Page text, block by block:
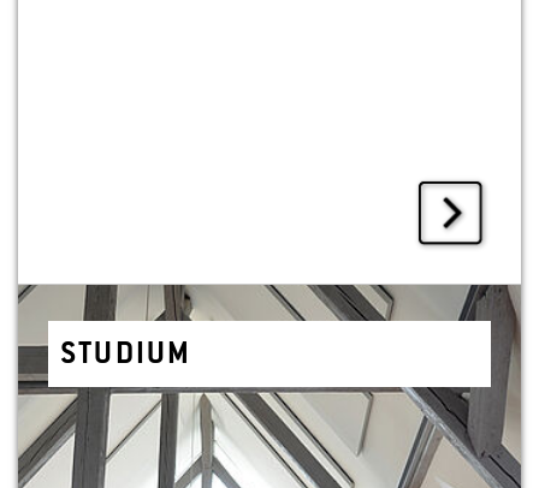
STU­DI­UM